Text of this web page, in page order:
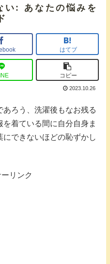
い: あなたの悩みを
はてブ
コピー
2023.10.26
ろう、洗濯後もなお残る
着ている間に自分自身ま
できないほどの恥ずかし
リンク